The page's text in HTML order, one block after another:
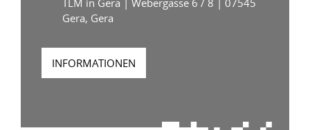
TLM in Gera | Webergasse 6 / 8 | 07545
Gera, Gera
INFORMATIONEN